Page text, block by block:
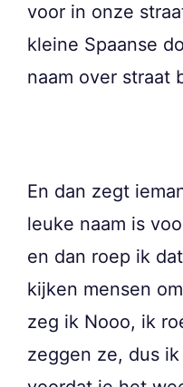
voor in onze
kleine Spaanse
naam over straat
En dan zegt
leuke naam is
en dan roep ik
kijken mensen
zeg ik Nooo, ik
zeggen ze, dus